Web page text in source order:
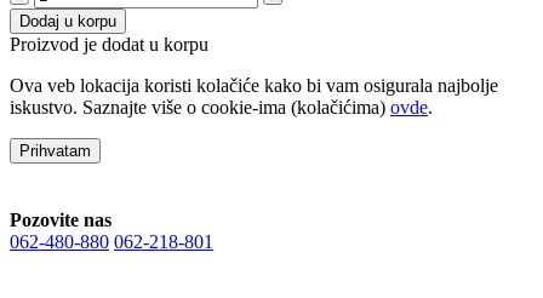
Dodaj u korpu
Proizvod je dodat u korpu
Ova veb lokacija koristi kolačiće kako bi vam osigurala najbolje
iskustvo. Saznajte više o cookie-ima (kolačićima) ovde.
Prihvatam
Pozovite nas
062-480-880 062-218-801